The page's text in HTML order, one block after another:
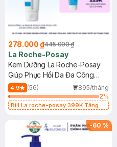
278.000 ₫445.000 ₫
La Roche-Posay
Kem Dưỡng La Roche-Posay
Giúp Phục Hồi Da Đa Công
Dụng 40ml
4.9 (56)
895/tháng
2%
Bill La roche-posay 399K Tặng
(SL có hạn)
-60 %